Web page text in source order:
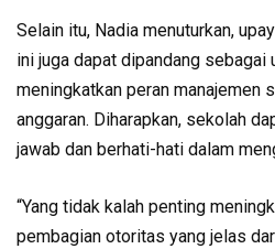
Selain itu, Nadia menuturkan,
ini juga dapat dipandang sebagai
meningkatkan peran manajemen
anggaran. Diharapkan, sekolah
jawab dan berhati-hati dalam
“Yang tidak kalah penting
pembagian otoritas yang jelas